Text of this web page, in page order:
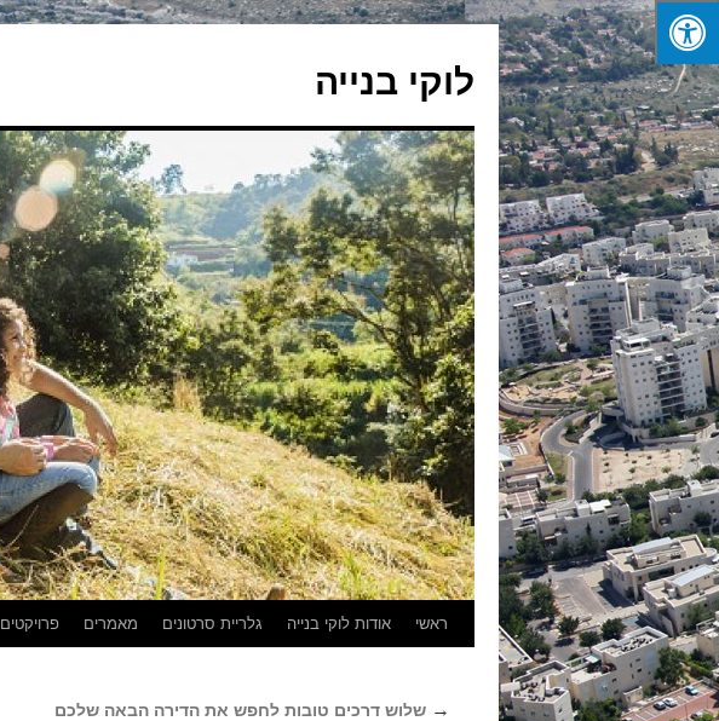
לוקי בנייה
ראשי אודות לוקי בנייה גלריית סרטונים מאמרים פרויקטים
→ שלוש דרכים טובות לחפש את הדירה הבאה שלכם